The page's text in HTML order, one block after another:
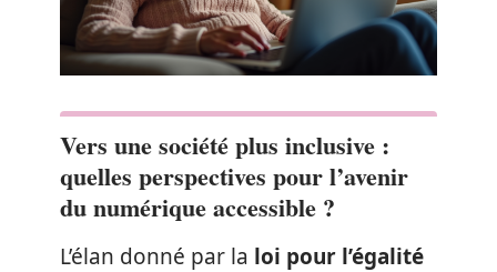
Vers une société plus inclusive :
quelles perspectives pour l’avenir
du numérique accessible ?
L’élan donné par la loi pour l’égalité